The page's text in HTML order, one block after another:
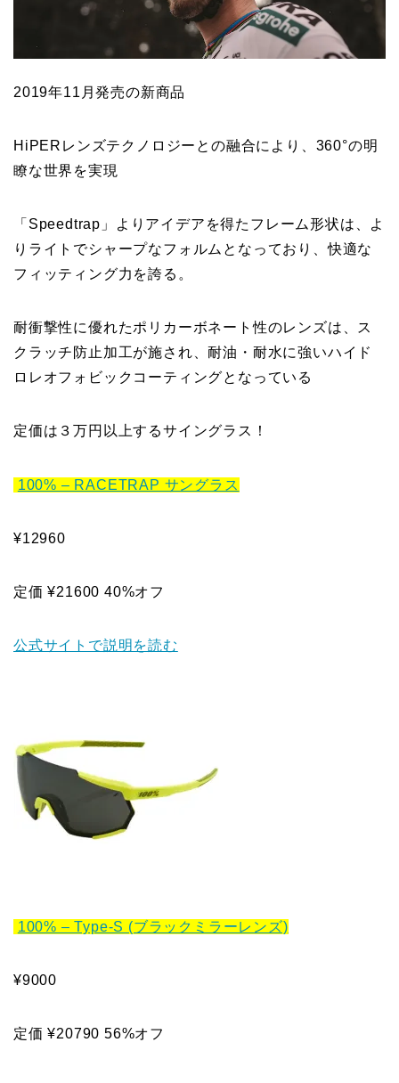
2019年11月発売の新商品
HiPERレンズテクノロジーとの融合により、360°の明
瞭な世界を実現
「Speedtrap」よりアイデアを得たフレーム形状は、よ
りライトでシャープなフォルムとなっており、快適な
フィッティング力を誇る。
耐衝撃性に優れたポリカーボネート性のレンズは、ス
クラッチ防止加工が施され、耐油・耐水に強いハイド
ロレオフォビックコーティングとなっている
定価は３万円以上するサイングラス！
100% – RACETRAP サングラス
¥12960
定価 ¥21600 40%オフ
公式サイトで説明を読む
100% – Type-S (ブラックミラーレンズ)
¥9000
定価 ¥20790 56%オフ